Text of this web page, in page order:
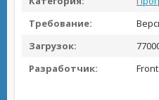
Требование:
Загрузок:
Разработчик: